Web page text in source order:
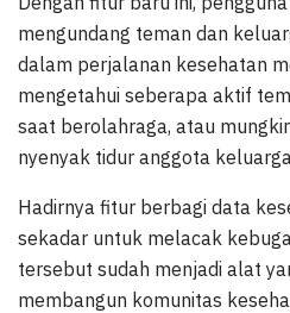
mengundang teman dan
dalam perjalanan kesehatan
mengetahui seberapa aktif
saat berolahraga, atau
nyenyak tidur anggota
Hadirnya fitur berbagi data
sekadar untuk melacak
tersebut sudah menjadi alat
membangun komunitas